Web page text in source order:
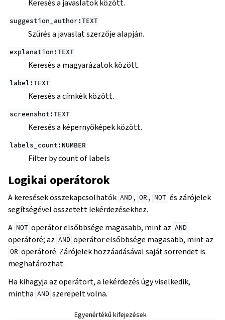
Keresés a javaslatok között.
suggestion_author:TEXT
Szűrés a javaslat szerzője alapján.
explanation:TEXT
Keresés a magyarázatok között.
label:TEXT
Keresés a címkék között.
screenshot:TEXT
Keresés a képernyőképek között.
labels_count:NUMBER
Filter by count of labels
Logikai operátorok
A keresések összekapcsolhatók AND , OR , NOT és zárójelek
segítségével összetett lekérdezésekhez.
A NOT operátor elsőbbsége magasabb, mint az AND
operátoré; az AND operátor elsőbbsége magasabb, mint az
OR operátoré. Zárójelek hozzáadásával saját sorrendet is
meghatározhat.
Ha kihagyja az operátort, a lekérdezés úgy viselkedik,
mintha AND szerepelt volna.
Egyenértékű kifejezések